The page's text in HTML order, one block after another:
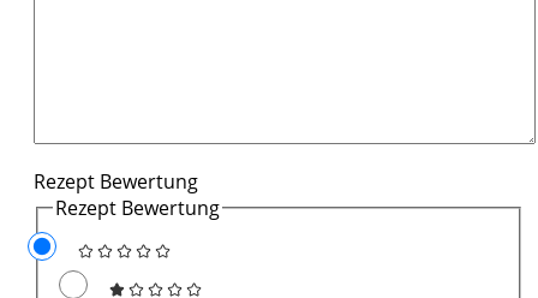
Rezept Bewertung
Rezept Bewertung